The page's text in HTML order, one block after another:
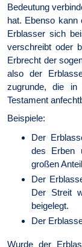
Bedeutung
hat. Ebenso kann
Erblasser sich
verschreibt oder
Erbrecht der
also der
zugrunde, die
Testament
Beispiele:
Der
des Erben
großen
Der
Der Streit
beigelegt.
Der
Wurde der